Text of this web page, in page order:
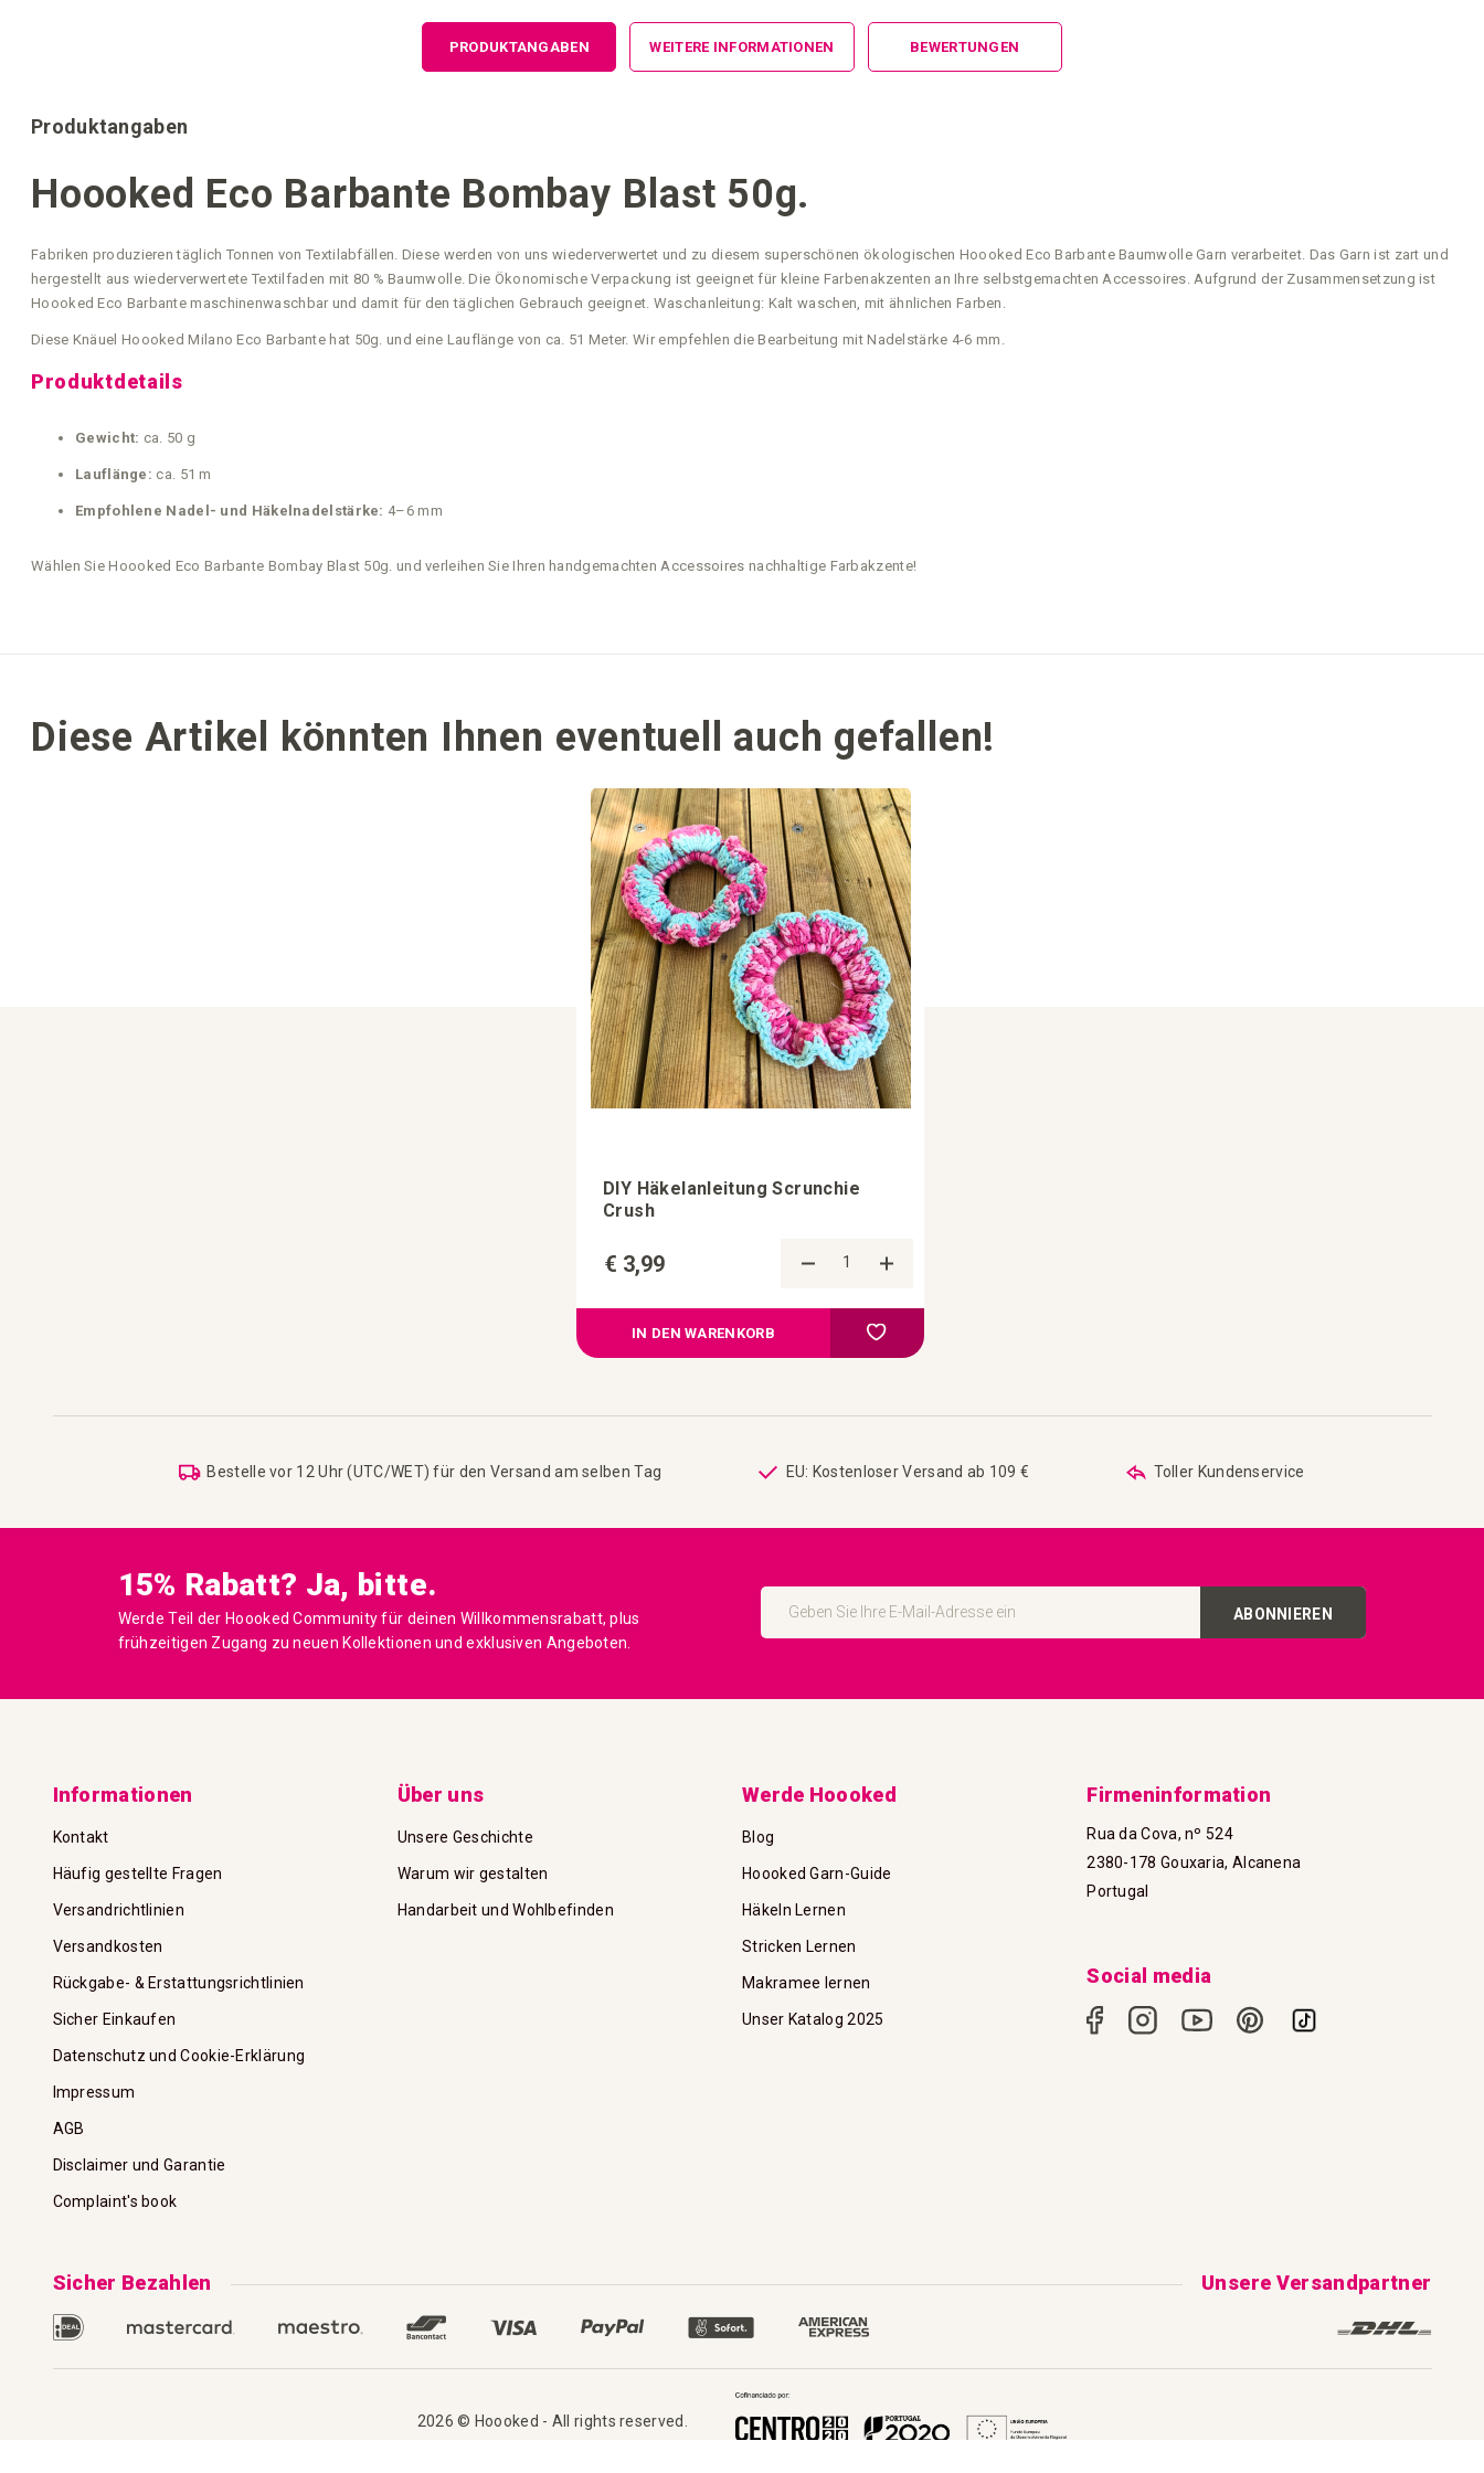
PRODUKTANGABEN
Produktangaben
Hoooked Eco Barbante Bombay Blast 50g.
Fabriken produzieren täglich Tonnen von Textilabfällen. Diese werden von uns wiederverwertet und zu diesem superschönen ökologischen Hoooked Eco Barbante Baumwolle Garn verarbeitet. Das Garn ist zart und
hergestellt aus wiederverwertete Textilfaden mit 80 % Baumwolle. Die Ökonomische Verpackung ist geeignet für kleine Farbenakzenten an Ihre selbstgemachten Accessoires. Aufgrund der Zusammensetzung ist
Hoooked Eco Barbante maschinenwaschbar und damit für den täglichen Gebrauch geeignet. Waschanleitung: Kalt waschen, mit ähnlichen Farben.
Diese Knäuel Hoooked Milano Eco Barbante hat 50g. und eine Lauflänge von ca. 51 Meter. Wir empfehlen die Bearbeitung mit Nadelstärke 4-6 mm.
Produktdetails
Gewicht: ca. 50 g
Lauflänge: ca. 51 m
Empfohlene Nadel- und Häkelnadelstärke: 4–6 mm
Wählen Sie Hoooked Eco Barbante Bombay Blast 50g. und verleihen Sie Ihren handgemachten Accessoires nachhaltige Farbakzente!
WEITERE INFORMATIONEN BEWERTUNGEN
Diese Artikel könnten Ihnen eventuell auch gefallen!
DIY Häkelanleitung Scrunchie
Crush
€ 3,99
IN DEN WARENKORB Zur Wunschliste hinzufügen
Bestelle vor 12 Uhr (UTC/WET) für den Versand am selben Tag EU: Kostenloser Versand ab 109 € Toller Kundenservice
15% Rabatt? Ja, bitte.
Werde Teil der Hoooked Community für deinen Willkommensrabatt, plus
frühzeitigen Zugang zu neuen Kollektionen und exklusiven Angeboten.
Melden
für
ABONNIEREN
Informationen
Kontakt
Häufig gestellte Fragen
Versandrichtlinien
Versandkosten
Rückgabe- & Erstattungsrichtlinien
Sicher Einkaufen
Datenschutz und Cookie-Erklärung
Impressum
AGB
Disclaimer und Garantie
Complaint's book
Über uns
Unsere Geschichte
Warum wir gestalten
Handarbeit und Wohlbefinden
Werde Hoooked
Blog
Hoooked Garn-Guide
Häkeln Lernen
Stricken Lernen
Makramee lernen
Unser Katalog 2025
Firmeninformation
Rua da Cova, nº 524
2380-178 Gouxaria, Alcanena
Portugal
Social media
Sicher Bezahlen Unsere Versandpartner
2026 © Hoooked - All rights reserved.